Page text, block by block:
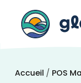
Accueil / POS